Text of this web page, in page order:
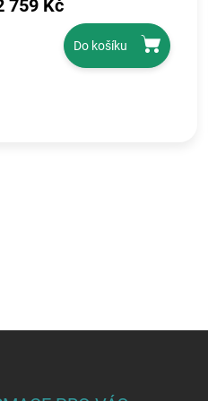
759 Kč
Do košíku